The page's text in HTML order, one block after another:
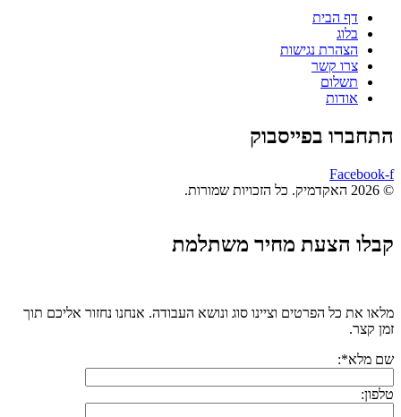
דף הבית
בלוג
הצהרת נגישות
צרו קשר
תשלום
אודות
התחברו בפייסבוק
Facebook-f
© 2026 האקדמיק. כל הזכויות שמורות.
קבלו הצעת מחיר משתלמת
מלאו את כל הפרטים וציינו סוג ונושא העבודה. אנחנו נחזור אליכם תוך
זמן קצר.
שם מלא*:
טלפון: